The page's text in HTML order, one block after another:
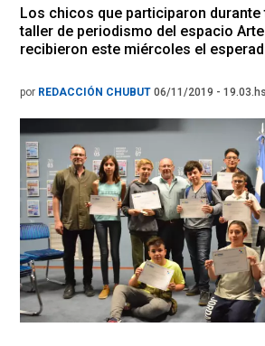
Los chicos que participaron durante
taller de periodismo del espacio
recibieron este miércoles el
por REDACCIÓN CHUBUT 06/11/2019 - 19.03.hs